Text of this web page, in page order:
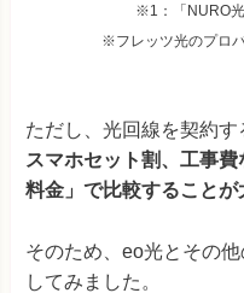
※1：「NURO
※フレッツ光のプロ
ただし、光回線を契約す
スマホセット割、工事
料金」で比較することが
そのため、eo光とその
してみました。